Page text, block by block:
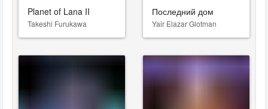
Planet of Lana II
Takeshi Furukawa
Последний дом
Yair Elazar Glotman